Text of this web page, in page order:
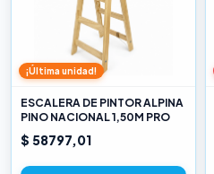
¡Última unidad!
ESCALERA DE PINTOR ALPINA
PINO NACIONAL 1,50M PRO
$ 58797,01